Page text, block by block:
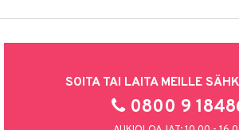
SOITA TAI LAITA MEILLE
0800 9